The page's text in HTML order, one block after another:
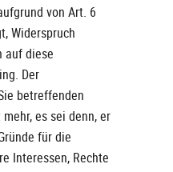
von Art. 6
Widerspruch
auf diese
Der
betreffenden
es sei denn, er
für die
Interessen, Rechte